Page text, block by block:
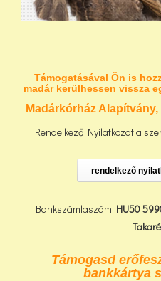
Támogatásával Ön is
madár kerülhessen vissza
Madárkórház
Rendelkező Nyilatkozat a
rendelkező
Bankszámlaszám: HU50
Támogasd
bankkártya